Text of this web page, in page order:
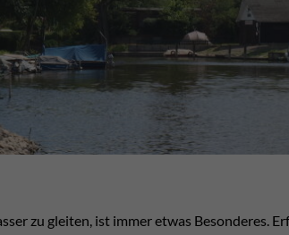
zu gleiten, ist immer etwas Besonderes.